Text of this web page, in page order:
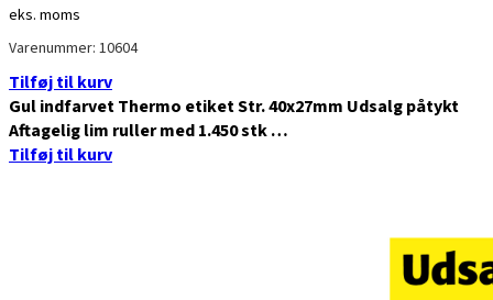
eks. moms
Varenummer: 10604
Tilføj til kurv
Gul indfarvet Thermo etiket Str. 40x27mm Udsalg påtykt
Aftagelig lim ruller med 1.450 stk …
Tilføj til kurv